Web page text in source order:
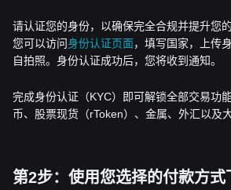
请认证您的身份，以确保完全合规并提升您
您可以访问身份认证页面，填写国家，上传
自拍照。身份认证成功后，您将收到通知。
完成身份认证（KYC）即可解锁全部交易功
币、股票现货（rToken）、金属、外汇以及
第2步：使用您选择的付款方